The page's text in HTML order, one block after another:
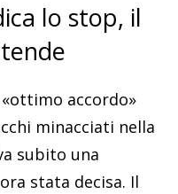
lo stop, il
accordo»
minacciati nella
subito una
stata decisa. Il